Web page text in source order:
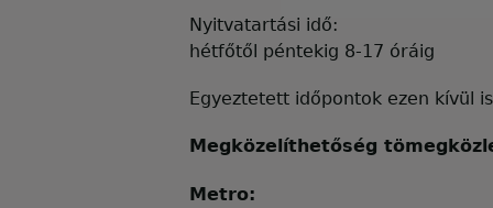
Nyitvatartási idő:
hétfőtől péntekig 8-17 óráig
Egyeztetett időpontok ezen kívül
Megközelíthetőség
Metro: